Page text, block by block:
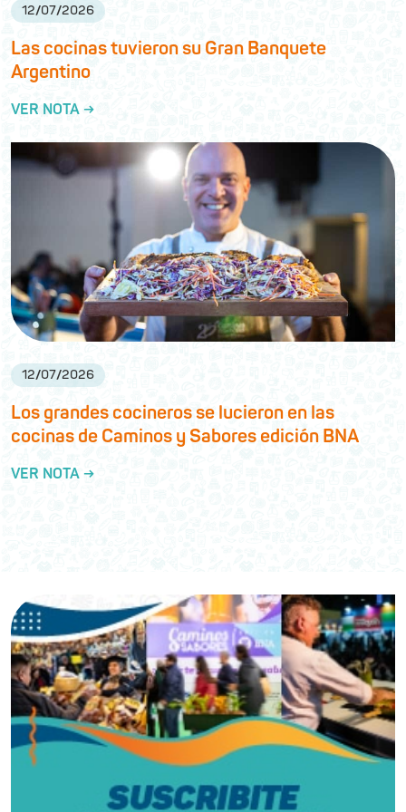
12/07/2026
Las cocinas tuvieron su Gran Banquete
Argentino
VER NOTA →
12/07/2026
Los grandes cocineros se lucieron en las
cocinas de Caminos y Sabores edición BNA
VER NOTA →